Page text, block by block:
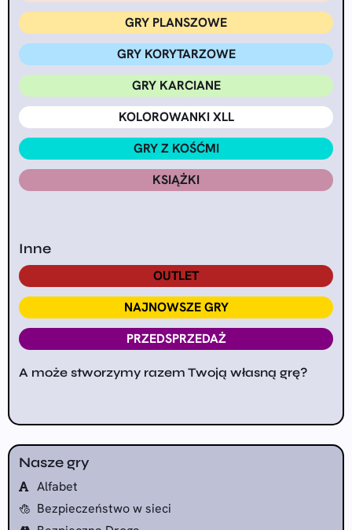
GRY PLANSZOWE
GRY KORYTARZOWE
GRY KARCIANE
KOLOROWANKI XLL
GRY Z KOŚĆMI
KSIĄŻKI
Inne
OUTLET
NAJNOWSZE GRY
PRZEDSPRZEDAŻ
A może stworzymy razem Twoją własną grę?
Nasze gry
Alfabet
Bezpieczeństwo w sieci